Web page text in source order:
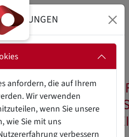
REGEL
anfordern, die auf Ihrem
Wir verwenden
wenn Sie unsere
wie Sie mit uns
verbessern